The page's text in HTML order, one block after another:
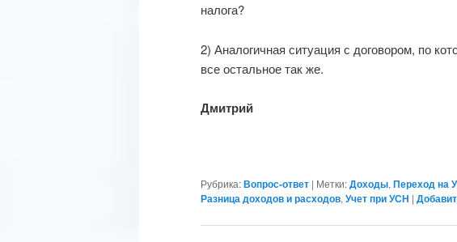
налога?
2) Аналогичная ситуация с договором, по
все остальное так же.
Дмитрий
Рубрика:Вопрос-ответ | Метки:Доходы, Переход на
Разница доходов и расходов, Учет при УСН |